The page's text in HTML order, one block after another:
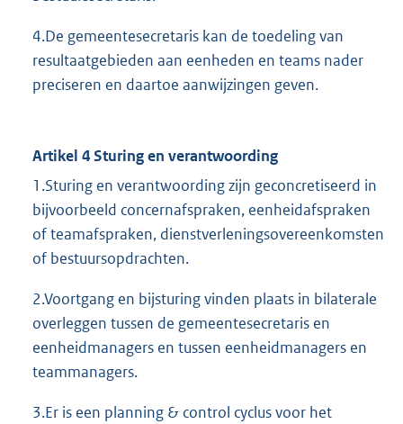
4.De gemeentesecretaris kan de toedeling van
resultaatgebieden aan eenheden en teams nader
preciseren en daartoe aanwijzingen geven.
Artikel 4 Sturing en verantwoording
1.Sturing en verantwoording zijn geconcretiseerd in
bijvoorbeeld concernafspraken, eenheidafspraken
of teamafspraken, dienstverleningsovereenkomsten
of bestuursopdrachten.
2.Voortgang en bijsturing vinden plaats in bilaterale
overleggen tussen de gemeentesecretaris en
eenheidmanagers en tussen eenheidmanagers en
teammanagers.
3.Er is een planning & control cyclus voor het